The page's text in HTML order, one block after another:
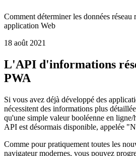
API d'informations
Comment déterminer les données réseau
18 août 2021
PWA
Si vous avez déjà développé des
nécessitent des informations plus
qu'une simple valeur booléenne en
API est désormais disponible, appelée